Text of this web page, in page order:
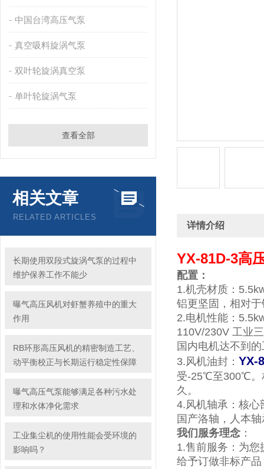
中国台湾高压气泵
真空吸料旋涡气泵
双叶轮旋涡真空泵
单叶轮旋涡气泵
查看全部
相关文章
RELATED ARTICLES
长期使用双段式旋涡气泵的过程中
维护保养工作不能少
曝气高压风机对虾蟹养殖中的重大
作用
RB环形高压风机的精密制造工艺、
动平衡校正与长期运行稳定性保障
曝气高压气泵能够满足各种污水处
理和水体净化需求
工业集尘机的使用性能会受环境的
影响吗？
详情介绍
YX-81D-3高
配置：
1.机壳材质：
铝更坚固，相对
2.电机性能：
110V/230V 工业
国内电机达不到
3.风机油封： YX-
受-25℃至300℃。
久。
4.风机轴承： 核心
国产洛轴，人本
我们服务理念 ：
1.售前服务：为您
给予订做非标产